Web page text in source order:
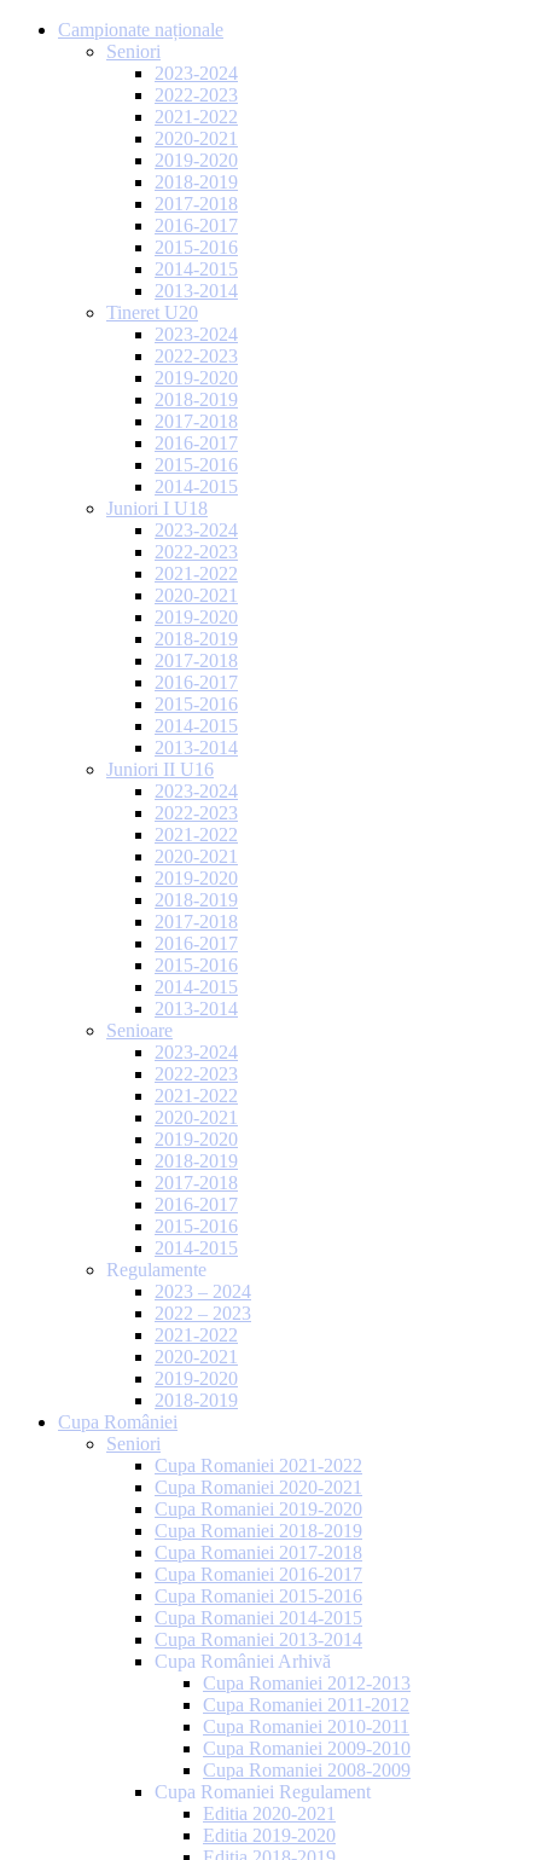
Campionate naționale
Seniori
2023-2024
2022-2023
2021-2022
2020-2021
2019-2020
2018-2019
2017-2018
2016-2017
2015-2016
2014-2015
2013-2014
Tineret U20
2023-2024
2022-2023
2019-2020
2018-2019
2017-2018
2016-2017
2015-2016
2014-2015
Juniori I U18
2023-2024
2022-2023
2021-2022
2020-2021
2019-2020
2018-2019
2017-2018
2016-2017
2015-2016
2014-2015
2013-2014
Juniori II U16
2023-2024
2022-2023
2021-2022
2020-2021
2019-2020
2018-2019
2017-2018
2016-2017
2015-2016
2014-2015
2013-2014
Senioare
2023-2024
2022-2023
2021-2022
2020-2021
2019-2020
2018-2019
2017-2018
2016-2017
2015-2016
2014-2015
Regulamente
2023 – 2024
2022 – 2023
2021-2022
2020-2021
2019-2020
2018-2019
Cupa României
Seniori
Cupa Romaniei 2021-2022
Cupa Romaniei 2020-2021
Cupa Romaniei 2019-2020
Cupa Romaniei 2018-2019
Cupa Romaniei 2017-2018
Cupa Romaniei 2016-2017
Cupa Romaniei 2015-2016
Cupa Romaniei 2014-2015
Cupa Romaniei 2013-2014
Cupa României Arhivă
Cupa Romaniei 2012-2013
Cupa Romaniei 2011-2012
Cupa Romaniei 2010-2011
Cupa Romaniei 2009-2010
Cupa Romaniei 2008-2009
Cupa Romaniei Regulament
Editia 2020-2021
Editia 2019-2020